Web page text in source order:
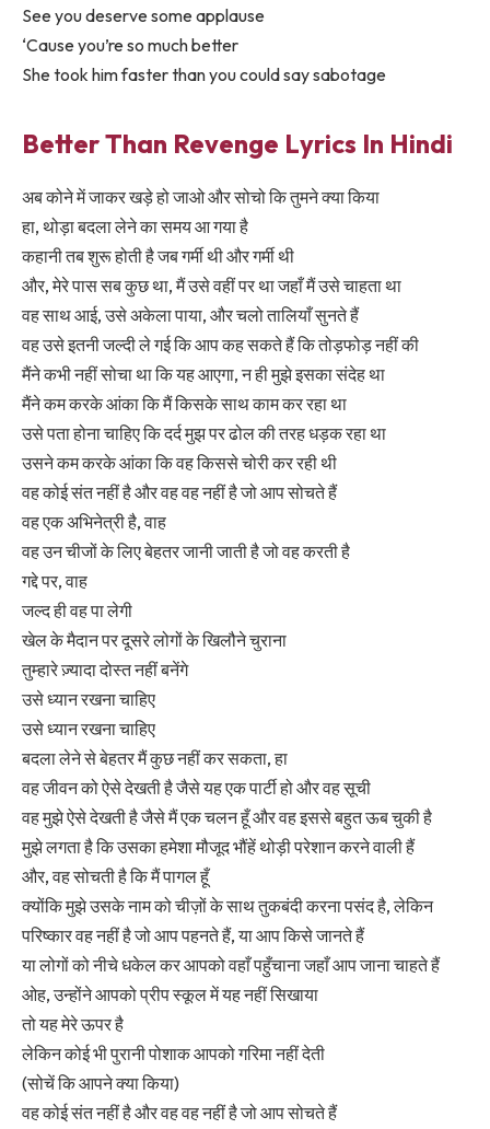
See you deserve some applause
‘Cause you’re so much better
She took him faster than you could say sabotage
Better Than Revenge Lyrics In Hindi
अब कोने में जाकर खड़े हो जाओ और सोचो कि तुमने क्या किया
हा, थोड़ा बदला लेने का समय आ गया है
कहानी तब शुरू होती है जब गर्मी थी और गर्मी थी
और, मेरे पास सब कुछ था, मैं उसे वहीं पर था जहाँ मैं उसे चाहता था
वह साथ आई, उसे अकेला पाया, और चलो तालियाँ सुनते हैं
वह उसे इतनी जल्दी ले गई कि आप कह सकते हैं कि तोड़फोड़ नहीं की
मैंने कभी नहीं सोचा था कि यह आएगा, न ही मुझे इसका संदेह था
मैंने कम करके आंका कि मैं किसके साथ काम कर रहा था
उसे पता होना चाहिए कि दर्द मुझ पर ढोल की तरह धड़क रहा था
उसने कम करके आंका कि वह किससे चोरी कर रही थी
वह कोई संत नहीं है और वह वह नहीं है जो आप सोचते हैं
वह एक अभिनेत्री है, वाह
वह उन चीजों के लिए बेहतर जानी जाती है जो वह करती है
गद्दे पर, वाह
जल्द ही वह पा लेगी
खेल के मैदान पर दूसरे लोगों के खिलौने चुराना
तुम्हारे ज़्यादा दोस्त नहीं बनेंगे
उसे ध्यान रखना चाहिए
उसे ध्यान रखना चाहिए
बदला लेने से बेहतर मैं कुछ नहीं कर सकता, हा
वह जीवन को ऐसे देखती है जैसे यह एक पार्टी हो और वह सूची
वह मुझे ऐसे देखती है जैसे मैं एक चलन हूँ और वह इससे बहुत ऊब चुकी है
मुझे लगता है कि उसका हमेशा मौजूद भौंहें थोड़ी परेशान करने वाली हैं
और, वह सोचती है कि मैं पागल हूँ
क्योंकि मुझे उसके नाम को चीज़ों के साथ तुकबंदी करना पसंद है, लेकिन
परिष्कार वह नहीं है जो आप पहनते हैं, या आप किसे जानते हैं
या लोगों को नीचे धकेल कर आपको वहाँ पहुँचाना जहाँ आप जाना चाहते हैं
ओह, उन्होंने आपको प्रीप स्कूल में यह नहीं सिखाया
तो यह मेरे ऊपर है
लेकिन कोई भी पुरानी पोशाक आपको गरिमा नहीं देती
(सोचें कि आपने क्या किया)
वह कोई संत नहीं है और वह वह नहीं है जो आप सोचते हैं